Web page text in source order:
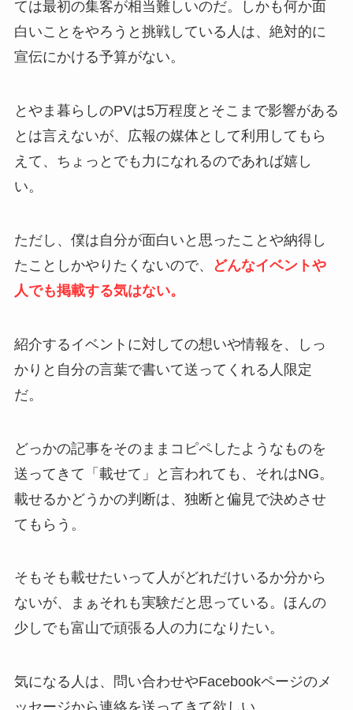
ては最初の集客が相当難しいのだ。しかも何か面
白いことをやろうと挑戦している人は、絶対的に
宣伝にかける予算がない。
とやま暮らしのPVは5万程度とそこまで影響がある
とは言えないが、広報の媒体として利用してもら
えて、ちょっとでも力になれるのであれば嬉し
い。
ただし、僕は自分が面白いと思ったことや納得し
たことしかやりたくないので、
どんなイベントや
人でも掲載する気はない。
紹介するイベントに対しての想いや情報を、しっ
かりと自分の言葉で書いて送ってくれる人限定
だ。
どっかの記事をそのままコピペしたようなものを
送ってきて「載せて」と言われても、それはNG。
載せるかどうかの判断は、独断と偏見で決めさせ
てもらう。
そもそも載せたいって人がどれだけいるか分から
ないが、まぁそれも実験だと思っている。 ほんの
少しでも富山で頑張る人の力になりたい。
気になる人は、問い合わせやFacebookページのメ